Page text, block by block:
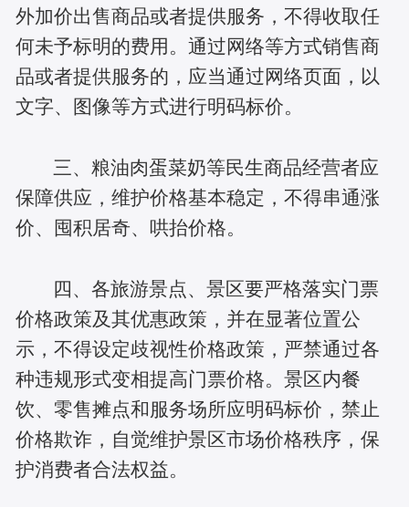
外加价出售商品或者提供服务，不得收取任
何未予标明的费用。通过网络等方式销售商
品或者提供服务的，应当通过网络页面，以
文字、图像等方式进行明码标价。
三、粮油肉蛋菜奶等民生商品经营者应
保障供应，维护价格基本稳定，不得串通涨
价、囤积居奇、哄抬价格。
四、各旅游景点、景区要严格落实门票
价格政策及其优惠政策，并在显著位置公
示，不得设定歧视性价格政策，严禁通过各
种违规形式变相提高门票价格。景区内餐
饮、零售摊点和服务场所应明码标价，禁止
价格欺诈，自觉维护景区市场价格秩序，保
护消费者合法权益。